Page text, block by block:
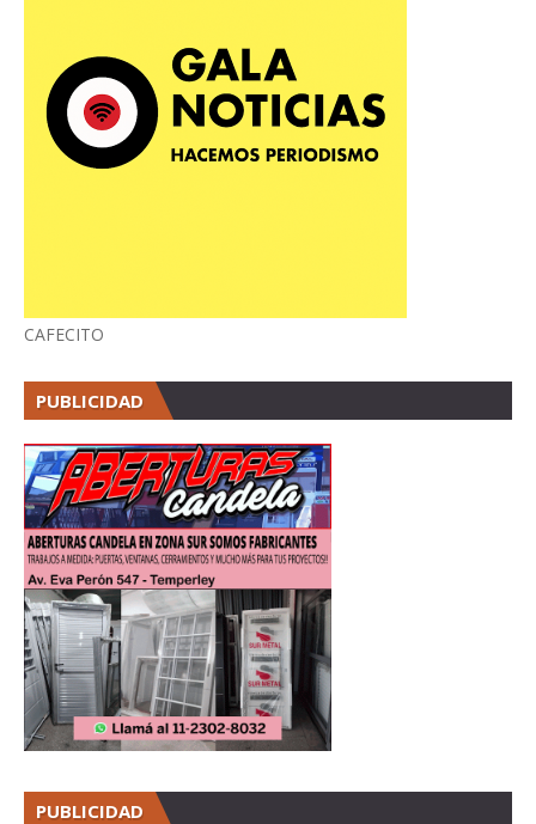
CAFECITO
PUBLICIDAD
PUBLICIDAD